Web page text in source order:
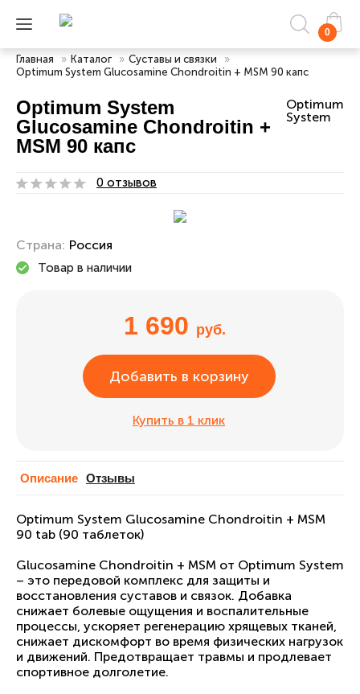
0
Главная » Каталог » Суставы и связки
»
Optimum System Glucosamine Chondroitin + MSM 90 капс
Optimum System
Glucosamine Chondroitin +
MSM 90 капс
Optimum
System
0 отзывов
Страна: Россия
Товар в наличии
1 690 руб.
Добавить в корзину
Купить в 1 клик
Описание Отзывы
Optimum System Glucosamine Chondroitin + MSM
90 tab (90 таблеток)
Glucosamine Chondroitin + MSM от Optimum System
– это передовой комплекс для защиты и
восстановления суставов и связок. Добавка
снижает болевые ощущения и воспалительные
процессы, ускоряет регенерацию хрящевых тканей,
снижает дискомфорт во время физических нагрузок
и движений. Предотвращает травмы и продлевает
спортивное долголетие.